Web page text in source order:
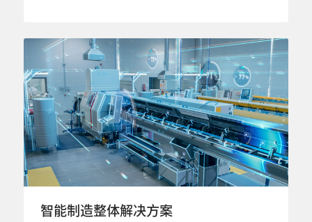
智能制造整体解决方案